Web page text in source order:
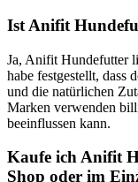
Ist Anifit
Ja,⁣ Anifit Hundefutter
⁣habe festgestellt, dass
und die natürlichen
Marken verwenden
beeinflussen kann.
Kaufe ich Anifit
Shop oder im